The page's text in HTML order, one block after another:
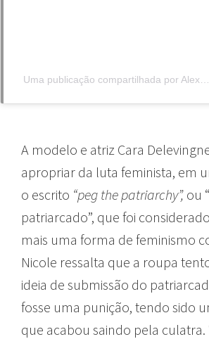
A modelo e atriz Cara
apropriar da luta feminista, em
o escrito “peg the patriarchy”, ou
patriarcado”, que foi
mais uma forma de feminismo
Nicole ressalta que a roupa
ideia de submissão do
fosse uma punição, tendo sido
que acabou saindo pela culatra.